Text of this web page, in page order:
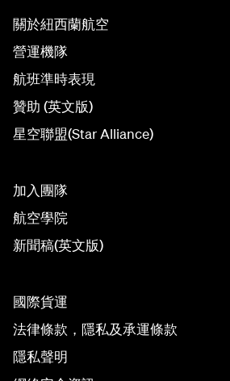
關於紐西蘭航空
營運機隊
航班準時表現
贊助 (英文版)
星空聯盟(Star Alliance)
加入團隊
航空學院
新聞稿(英文版)
國際貨運
法律條款，隱私及承運條款
隱私聲明